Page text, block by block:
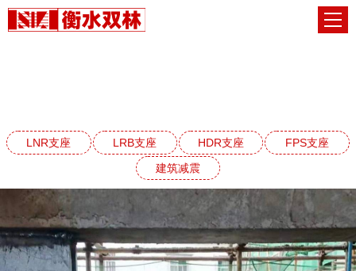
LNR支座 LRB支座 HDR支座
FPS支座
建筑减震